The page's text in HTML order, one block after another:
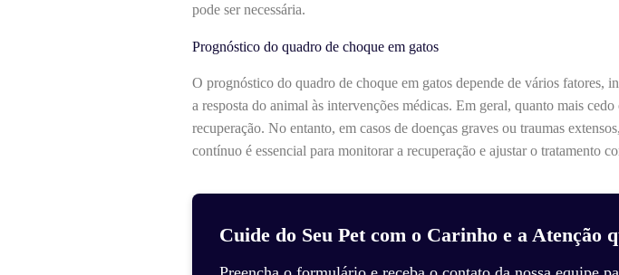
pode ser necessária.
Prognóstico do quadro de choque em gatos
O prognóstico do quadro de choque em gatos depende de vários fatores,
a resposta do animal às intervenções médicas. Em geral, quanto mais
recuperação. No entanto, em casos de doenças graves ou traumas
contínuo é essencial para monitorar a recuperação e ajustar o tratamento
Cuide do Seu Pet com o Carinho e a Atenção